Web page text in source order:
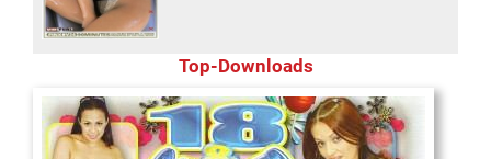
Top-Downloads